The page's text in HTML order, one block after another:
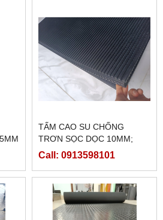
TẤM CAO SU CHỐNG
TRƠN SỌC DỌC 10MM;
20MM
Call: 0913598101